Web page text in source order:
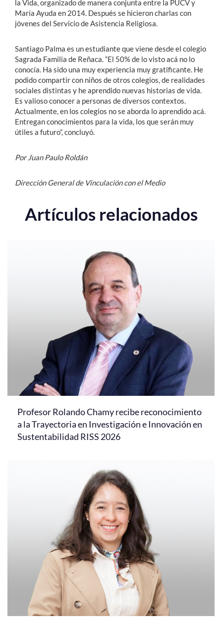
la Vida, organizado de manera conjunta entre la PUCV y
María Ayuda en 2014. Después se hicieron charlas con
jóvenes del Servicio de Asistencia Religiosa.
Santiago Palma es un estudiante que viene desde el colegio
Sagrada Familia de Reñaca. “El 50% de lo visto acá no lo
conocía. Ha sido una muy experiencia muy gratificante. He
podido compartir con niños de otros colegios, de realidades
sociales distintas y he aprendido nuevas historias de vida.
Es valioso conocer a personas de diversos contextos.
Actualmente, en los colegios no se aborda lo aprendido acá.
Entregan conocimientos para la vida, los que serán muy
útiles a futuro”, concluyó.
Por Juan Paulo Roldán
Dirección General de Vinculación con el Medio
Artículos relacionados
Profesor Rolando Chamy recibe reconocimiento
a la Trayectoria en Investigación e Innovación en
Sustentabilidad RISS 2026